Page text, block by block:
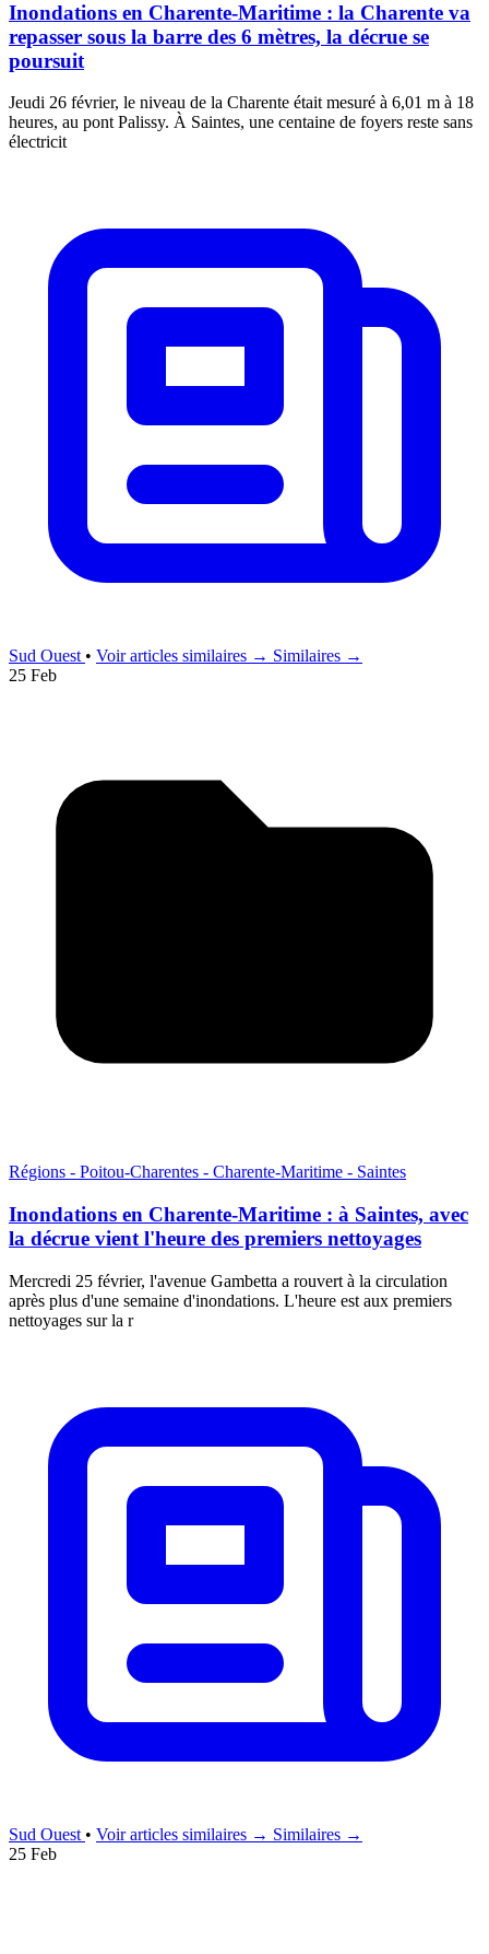
Inondations en Charente-Maritime : la Charente va
repasser sous la barre des 6 mètres, la décrue se
poursuit
Jeudi 26 février, le niveau de la Charente était mesuré à 6,01 m à 18
heures, au pont Palissy. À Saintes, une centaine de foyers reste sans
électricit
Sud Ouest • Voir articles similaires → Similaires →
25 Feb
Régions - Poitou-Charentes - Charente-Maritime - Saintes
Inondations en Charente-Maritime : à Saintes, avec
la décrue vient l'heure des premiers nettoyages
Mercredi 25 février, l'avenue Gambetta a rouvert à la circulation
après plus d'une semaine d'inondations. L'heure est aux premiers
nettoyages sur la r
Sud Ouest • Voir articles similaires → Similaires →
25 Feb